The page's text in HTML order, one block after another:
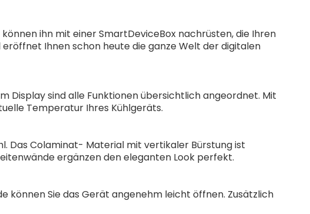
ihn mit einer SmartDeviceBox nachrüsten, die Ihren
Ihnen schon heute die ganze Welt der digitalen
Display sind alle Funktionen übersichtlich angeordnet. Mit
Temperatur Ihres Kühlgeräts.
Das Colaminat- Material mit vertikaler Bürstung ist
ergänzen den eleganten Look perfekt.
Sie das Gerät angenehm leicht öffnen. Zusätzlich